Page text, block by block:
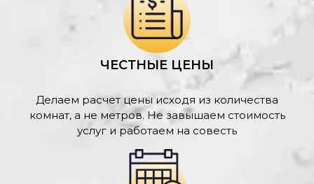
ЧЕСТНЫЕ ЦЕНЫ
Делаем расчет цены исходя из количества
комнат, а не метров. Не завышаем стоимость
услуг и работаем на совесть